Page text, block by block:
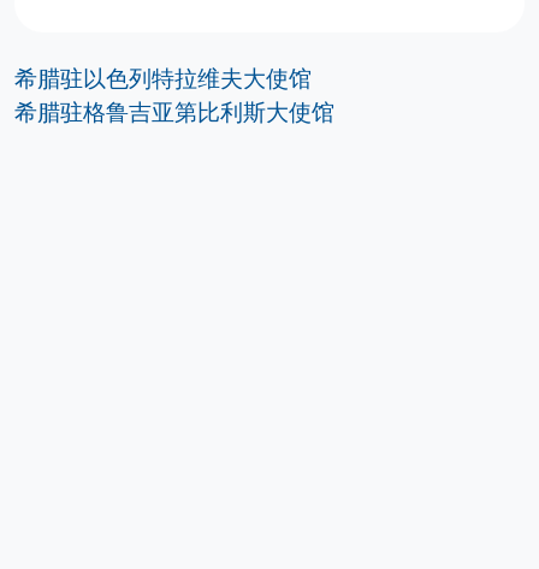
希腊驻以色列特拉维夫大使馆
希腊驻格鲁吉亚第比利斯大使馆